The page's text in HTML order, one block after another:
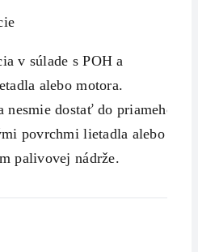
v súlade s POH a
alebo motora.
dostať do priameho
povrchmi lietadla alebo
palivovej nádrže.